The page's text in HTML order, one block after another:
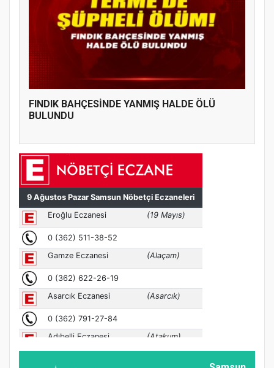
FINDIK BAHÇESİNDE YANMIŞ HALDE ÖLÜ
BULUNDU